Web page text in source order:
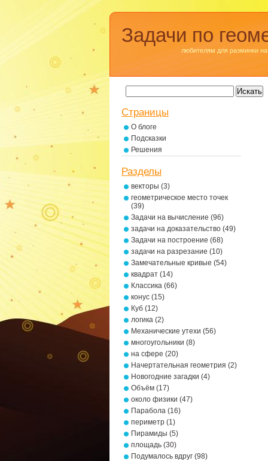
Задачи по
любителям для разминки на
Страницы
О блоге
Подсказки
Решения
Разделы
векторы (3)
геометрическое место точек
(39)
Задачи на вычисление (96)
задачи на доказательство (49)
Задачи на построение (68)
задачи на разрезание (10)
Замечательные кривые (54)
квадрат (14)
Классика (66)
конус (15)
Куб (12)
логика (2)
Механические утехи (56)
многоугольники (8)
на сфере (20)
Начертательная геометрия (2)
Новогодние загадки (4)
Объём (17)
около физики (47)
Парабола (16)
периметр (1)
Пирамиды (5)
площадь (30)
Подумалось вдруг (98)